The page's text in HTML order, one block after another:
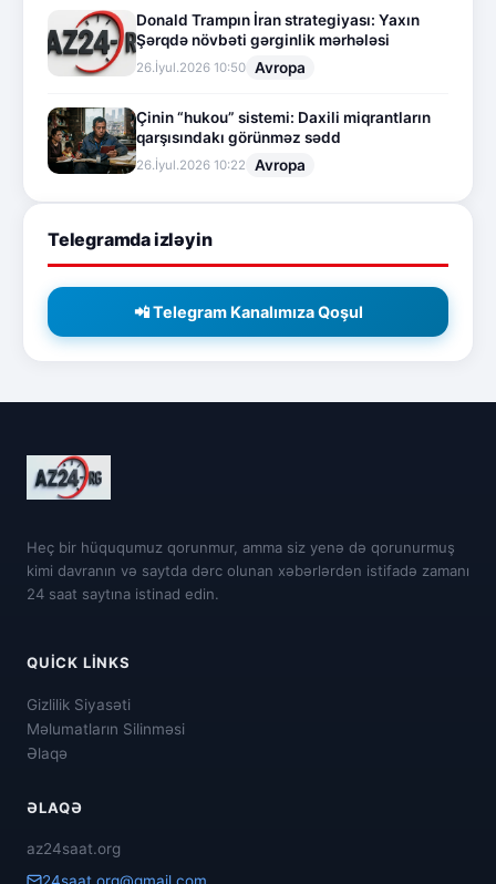
Donald Trampın İran strategiyası: Yaxın
Şərqdə növbəti gərginlik mərhələsi
26.İyul.2026 10:50 Avropa
Çinin “hukou” sistemi: Daxili miqrantların
qarşısındakı görünməz sədd
26.İyul.2026 10:22 Avropa
Telegramda izləyin
📲 Telegram Kanalımıza Qoşul
Heç bir hüququmuz qorunmur, amma siz yenə də qorunurmuş
kimi davranın və saytda dərc olunan xəbərlərdən istifadə zamanı
24 saat saytına istinad edin.
QUICK LINKS
Gizlilik Siyasəti
Məlumatların Silinməsi
Əlaqə
ƏLAQƏ
az24saat.org